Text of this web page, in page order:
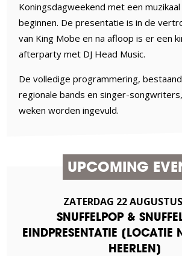
Koningsdagweekend met een
beginnen. De presentatie is in de
van King Mobe en na afloop is er een
afterparty met DJ Head Music.
De volledige programmering,
regionale bands en singer-
weken worden ingevuld.
UPCOMING
ZATERDAG 22AUGUSTUS
SNUFFELPOP &
EINDPRESENTATIE [LOCATIE
HEERLEN]